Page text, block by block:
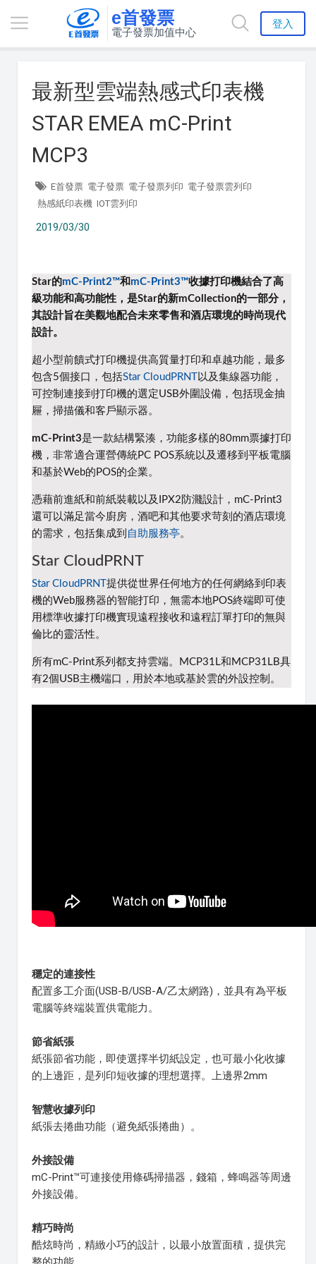
e首發票
電子發票加值中心
登入
最新型雲端熱感式印表機
STAR EMEA mC-Print
MCP3
E首發票 電子發票 電子發票列印 電子發票雲列印
熱感紙印表機 IOT雲列印
2019/03/30
Star的 mC-Print2™和 mC-Print3™收據打印機結合了高
級功能和高功能性， 是Star的新mCollection的一部分，
其設計旨在美觀地配合未來零售和酒店環境的時尚現代
設計。
超小型前饋式打印機提供高質量打印和卓越功能，最多
包含5個接口，包括Star CloudPRNT
以及集線器功能，
可控制連接到打印機的選定USB外圍設備，包括現金抽
屜，掃描儀和客戶顯示器。
mC-Print3是一款結構緊湊，功能多樣的80mm票據打印
機，非常適合運營傳統PC POS系統以及遷移到平板電腦
和基於Web的POS的企業。
憑藉前進紙和前紙裝載以及IPX2防濺設計，mC-Print3
還可以滿足當今廚房，酒吧和其他要求苛刻的酒店環境
的需求，包括集成到 自助服務亭。
Star CloudPRNT
Star CloudPRNT 提供從世界任何地方的任何網絡到印表
機的Web服務器的智能打印，無需本地POS終端即可使
用標準收據打印機實現遠程接收和遠程訂單打印的無與
倫比的靈活性。
所有mC-Print系列都支持雲端。
MCP31L和MCP31LB具
有2個USB主機端口，用於本地或基於雲的外設控制。
穩定的連接性
配置多工介面(USB-B/USB-A/乙太網路)，並具有為平板
電腦等終端裝置供電能力。
節省紙張
紙張節省功能，即使選擇半切紙設定，也可最小化收據
的上邊距，是列印短收據的理想選擇。上邊界2mm
智慧收據列印
紙張去捲曲功能（避免紙張捲曲）。
外接設備
mC-Print™可連接使用條碼掃描器，錢箱，蜂鳴器等周邊
外接設備。
精巧時尚
酷炫時尚，精緻小巧的設計，以最小放置面積，提供完